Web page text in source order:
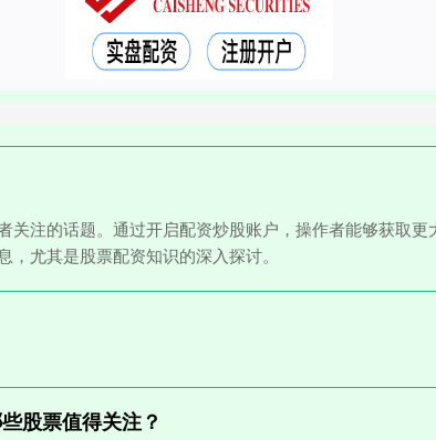
注的话题。通过开启配资炒股账户，操作者能够获取
尤其是股票配资知识的深入探讨。
股票值得关注？